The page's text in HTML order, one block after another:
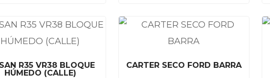
R35 VR38 BLOQUE
HÚMEDO (CALLE)
CARTER SECO FORD BARRA